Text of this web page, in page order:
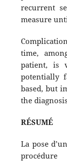
recurrent
measure
time,
patient, is
potentially
based, but
the
RÉSUMÉ
La pose